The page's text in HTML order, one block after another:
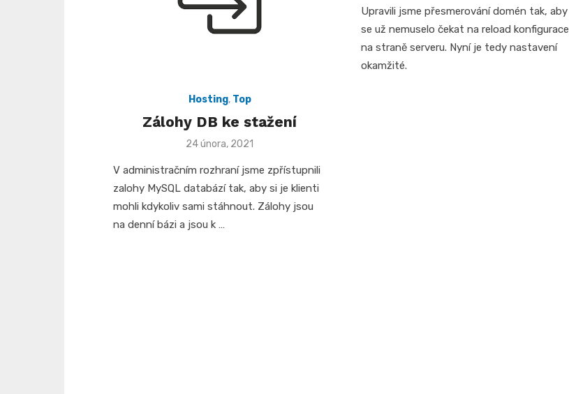
Hosting, Top
Zálohy DB ke stažení
Posted
24 února, 2021
V administračním rozhraní jsme zpřístupnili
zalohy MySQL databází tak, aby si je klienti
mohli kdykoliv sami stáhnout. Zálohy jsou
na denní bázi a jsou k …
Upravili jsme přesmerování domén tak, aby
se už nemuselo čekat na reload konfigurace
na straně serveru. Nyní je tedy nastavení
okamžité.